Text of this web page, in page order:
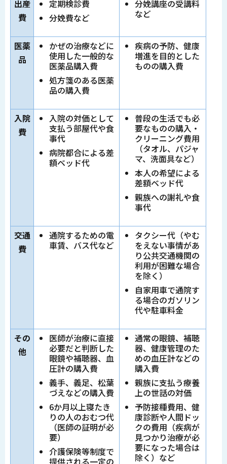
出産
費
定期検診費
分娩費など
分娩講座の受講料
など
医薬
品
かぜの治療などに
使用した一般的な
医薬品購入費
処方箋のある医薬
品の購入費
疾病の予防、健康
増進を目的とした
ものの購入費
入院
費
入院の対価として
支払う部屋代や食
事代
病院都合による差
額ベッド代
普段の生活でも必
要なものの購入・
クリーニング費用
（タオル、パジャ
マ、洗面具など）
本人の希望による
差額ベッド代
親族への謝礼や食
事代
交通
費
通院するための電
車賃、バス代など
タクシー代（やむ
をえない事情があ
り公共交通機関の
利用が困難な場合
を除く）
自家用車で通院す
る場合のガソリン
代や駐車料金
その
他
医師が治療に直接
必要だと判断した
眼鏡や補聴器、血
圧計の購入費
義手、義足、松葉
づえなどの購入費
6か月以上寝たき
りの人のおむつ代
（医師の証明が必
要）
介護保険等制度で
通常の眼鏡、補聴
器、健康管理のた
めの血圧計などの
購入費
親族に支払う療養
上の世話の対価
予防接種費用、健
康診断や人間ドッ
クの費用（疾病が
見つかり治療が必
要になった場合は
除く）など